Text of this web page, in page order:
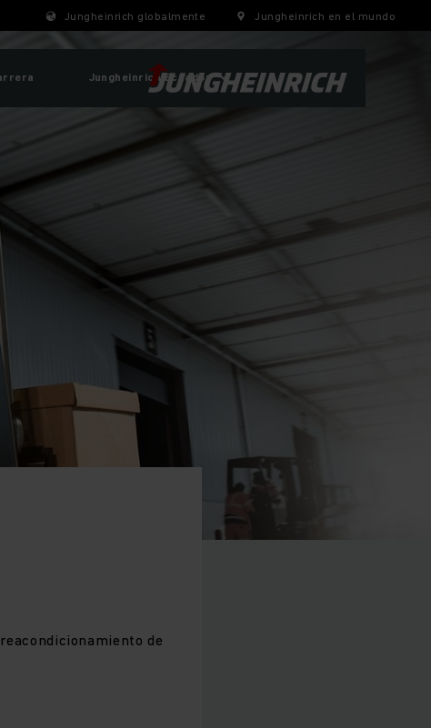
Jungheinrich globalmente Jungheinrich en el mundo
Jungheinrich Ecuador
de